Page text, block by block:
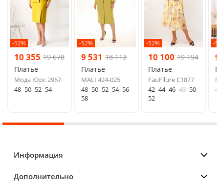
-52%
10 355 19 678
Платье
Мода Юрс 2967
48 50 52 54
-52%
9 531 18 113
Платье
MALI 424-025
48 50 52 54 56
58
-52%
10 100 19 194
Платье
FauFilure С1877
42 44 46 48 50
52
-
Информация
Дополнительно